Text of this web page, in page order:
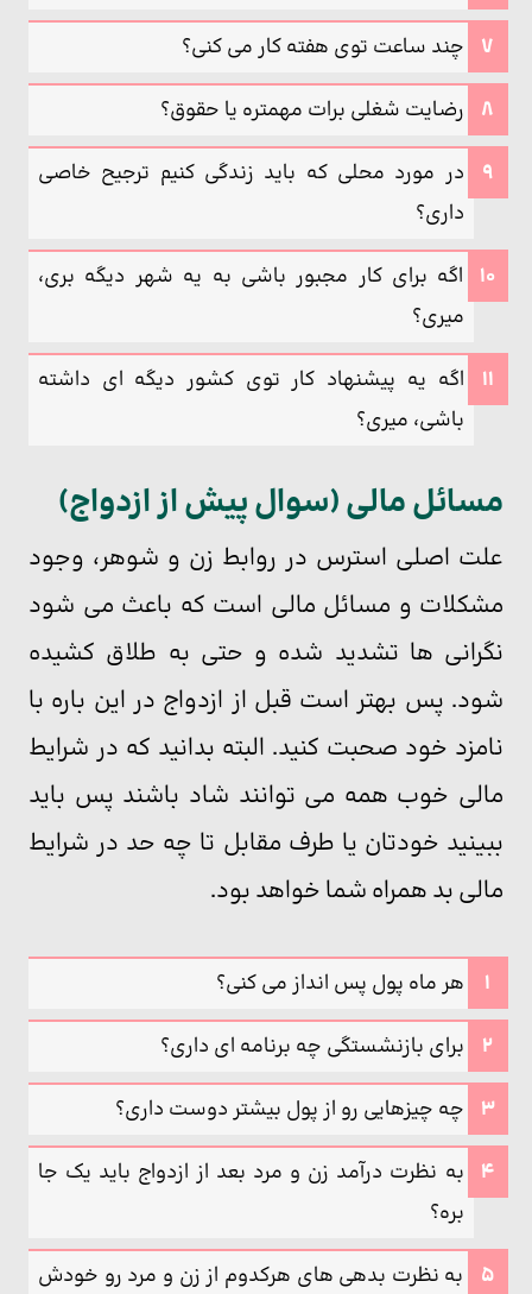
چند ساعت توی هفته کار می کنی؟
رضایت شغلی برات مهمتره یا حقوق؟
در مورد محلی که باید زندگی کنیم ترجیح خاصی
داری؟
اگه برای کار مجبور باشی به یه شهر دیگه بری،
میری؟
اگه یه پیشنهاد کار توی کشور دیگه ای داشته
باشی، میری؟
مسائل مالی (سوال پیش از ازدواج)
علت اصلی استرس در روابط زن و شوهر، وجود
مشکلات و مسائل مالی است که باعث می شود
نگرانی ها تشدید شده و حتی به طلاق کشیده
شود. پس بهتر است قبل از ازدواج در این باره با
نامزد خود صحبت کنید. البته بدانید که در شرایط
مالی خوب همه می توانند شاد باشند پس باید
ببینید خودتان یا طرف مقابل تا چه حد در شرایط
مالی بد همراه شما خواهد بود.
هر ماه پول پس انداز می کنی؟
برای بازنشستگی چه برنامه ای داری؟
چه چیزهایی رو از پول بیشتر دوست داری؟
به نظرت درآمد زن و مرد بعد از ازدواج باید یک جا
بره؟
به نظرت بدهی های هرکدوم از زن و مرد رو خودش